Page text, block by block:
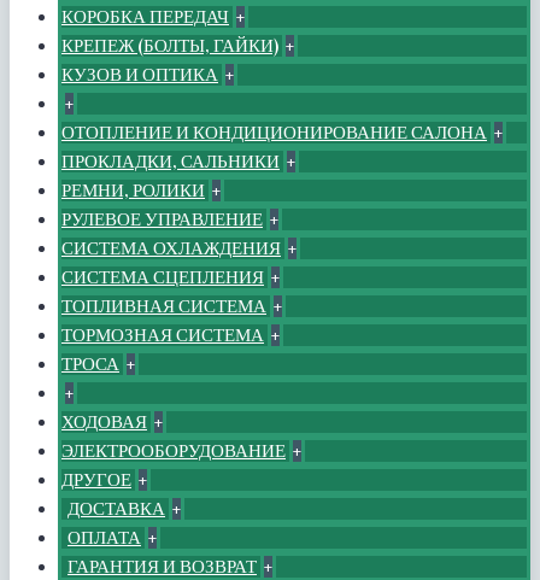
КОРОБКА ПЕРЕДАЧ +
КРЕПЕЖ (БОЛТЫ, ГАЙКИ) +
КУЗОВ И ОПТИКА +
+
ОТОПЛЕНИЕ И КОНДИЦИОНИРОВАНИЕ САЛОНА +
ПРОКЛАДКИ, САЛЬНИКИ +
РЕМНИ, РОЛИКИ +
РУЛЕВОЕ УПРАВЛЕНИЕ +
СИСТЕМА ОХЛАЖДЕНИЯ +
СИСТЕМА СЦЕПЛЕНИЯ +
ТОПЛИВНАЯ СИСТЕМА +
ТОРМОЗНАЯ СИСТЕМА +
ТРОСА +
+
ХОДОВАЯ +
ЭЛЕКТРООБОРУДОВАНИЕ +
ДРУГОЕ +
ДОСТАВКА +
ОПЛАТА +
ГАРАНТИЯ И ВОЗВРАТ +